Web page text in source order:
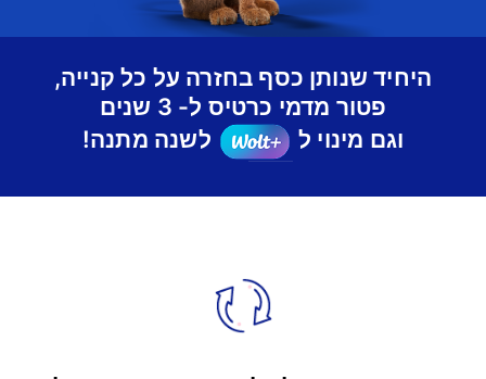
היחיד שנותן כסף בחזרה על כל קנייה,
פטור מדמי כרטיס ל- 3 שנים
וגם מינוי ל
לשנה מתנה!